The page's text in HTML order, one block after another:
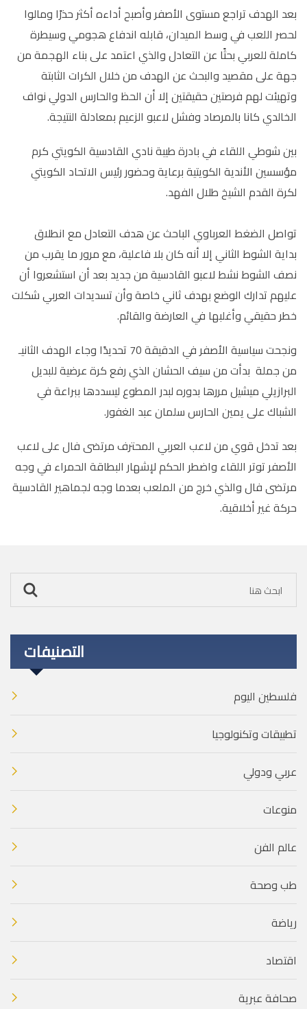
بعد الهدف تراجع مستوى الأصفر وأصبح أداءه أكثر حذرًا ومالوا
لحصر اللعب في وسط الميدان، قابله اندفاع هجومي وسيطرة
كاملة للعربي بحثًا عن التعادل والذي اعتمد على بناء الهجمة من
جهة على مقصيد والبحث عن الهدف من خلال الكرات الثابتة
وتهيئت لهم فرصتين حقيقتين إلا أن الحظ والحارس الدولي نواف
الخالدي كانا بالمرصاد وفشل لاعبو الزعيم بمعادلة النتيجة.
بين شوطي اللقاء في بادرة طيبة نادي القادسية الكويتي كرم
مؤسسين الأندية الكويتية برعاية وحضور رئيس الاتحاد الكويتي
لكرة القدم الشيخ طلال الفهد.
تواصل الضغط العرباوي الباحث عن هدف التعادل مع انطلاق
بداية الشوط الثاني إلا أنه كان بلا فاعلية، مع مرور ما يقرب من
نصف الشوط نشط لاعبو القادسية من جديد بعد أن استشعروا أن
عليهم تدارك الوضع بهدف ثاني خاصة وأن تسديدات العربي شكلت
خطر حقيقي وأغلبها في العارضة والقائم.
ونجحت سياسية الأصفر في الدقيقة 70 تحديدًا وجاء الهدف الثانيـ
من جملة بدأت من سيف الحشان الذي رفع كرة عرضية للبديل
البرازيلي ميشيل مررها بدوره لبدر المطوع ليسددها ببراعة في
الشباك على يمين الحارس سلمان عبد الغفور.
بعد تدخل قوي من لاعب العربي المحترف مرتضى فال على لاعب
الأصفر توتر اللقاء واضطر الحكم لإشهار البطاقة الحمراء في وجه
مرتضى فال والذي خرج من الملعب بعدما وجه لجماهير القادسية
حركة غير أخلاقية.
التصنيفات
فلسطين اليوم
تطبيقات وتكنولوجيا
عربي ودولي
منوعات
عالم الفن
طب وصحة
رياضة
اقتصاد
صحافة عبرية